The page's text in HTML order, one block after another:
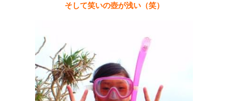
そして笑いの壺が浅い（笑）